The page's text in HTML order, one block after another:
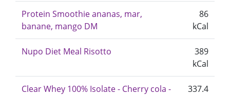
Protein Smoothie ananas, mar,
banane, mango DM
86
kCal
Nupo Diet Meal Risotto
389
kCal
Clear Whey 100% Isolate - Cherry cola -
337.4